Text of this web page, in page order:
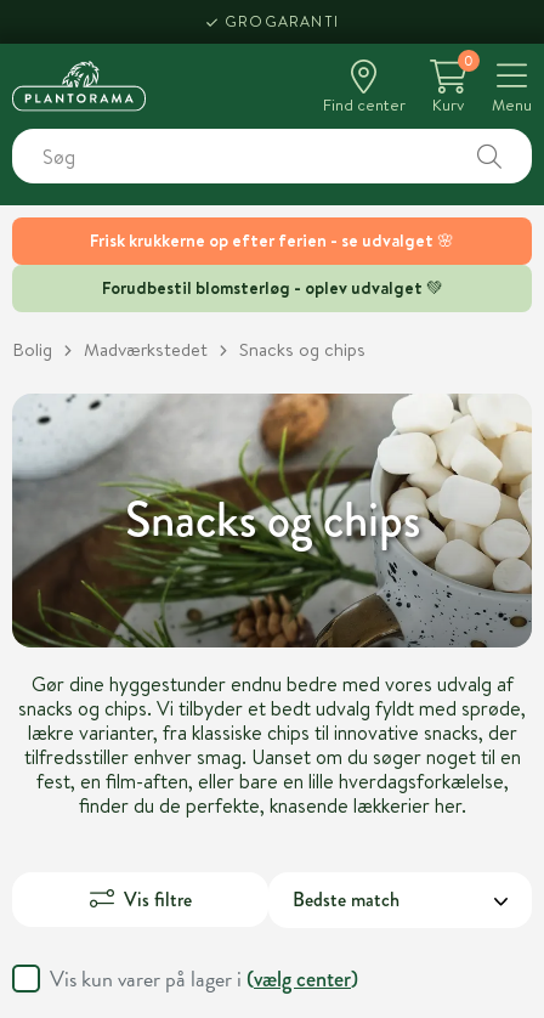
Frisk krukkerne op efter ferien - se udvalget 🌸
Forudbestil blomsterløg - oplev udvalget 💚
HENT SAMME DAG
Find center
0
Kurv
Menu
Bolig Madværkstedet Snacks og chips
Snacks og chips
Gør dine hyggestunder endnu bedre med vores udvalg af
snacks og chips. Vi tilbyder et bedt udvalg fyldt med sprøde,
lækre varianter, fra klassiske chips til innovative snacks, der
tilfredsstiller enhver smag. Uanset om du søger noget til en
fest, en film-aften, eller bare en lille hverdagsforkælelse,
finder du de perfekte, knasende lækkerier her.
Vis filtre
Vis kun varer på lager i (vælg center)